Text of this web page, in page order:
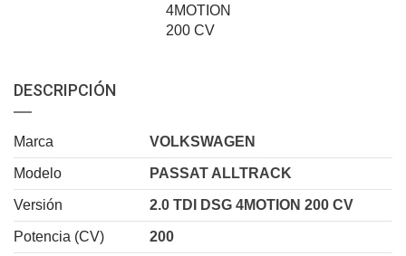
DESCRIPCIÓN
Marca VOLKSWAGEN
Modelo PASSAT ALLTRACK
Versión 2.0 TDI DSG 4MOTION 200 CV
Potencia (CV) 200